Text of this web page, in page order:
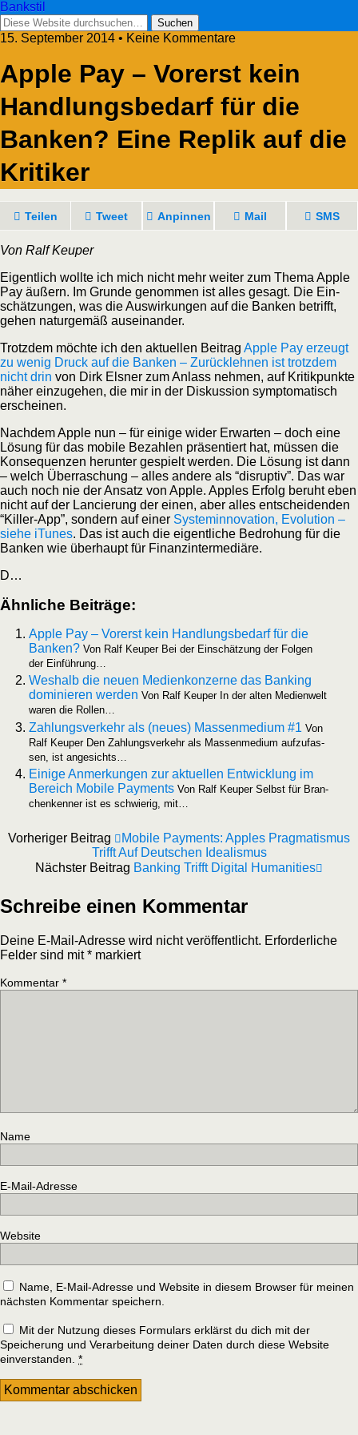
Bankstil
15. September 2014 • Keine Kommentare
Apple Pay – Vor­erst kein
Hand­lungs­be­darf für die
Ban­ken? Eine Replik auf die
Kritiker
Tei­len Tweet Anpin­nen Mail SMS
Von Ralf Keuper
Eigent­lich woll­te ich mich nicht mehr wei­ter zum The­ma Apple
Pay äußern. Im Grun­de genom­men ist alles gesagt. Die Ein­
schät­zun­gen, was die Aus­wir­kun­gen auf die Ban­ken betrifft,
gehen natur­ge­mäß auseinander.
Trotz­dem möch­te ich den aktu­el­len Bei­trag Apple Pay erzeugt
zu wenig Druck auf die Ban­ken – Zurück­leh­nen ist trotz­dem
nicht drin von Dirk Els­ner zum Anlass neh­men, auf Kri­tik­punk­te
näher ein­zu­ge­hen, die mir in der Dis­kus­si­on sym­pto­ma­tisch
erscheinen.
Nach­dem Apple nun – für eini­ge wider Erwar­ten – doch eine
Lösung für das mobi­le Bezah­len prä­sen­tiert hat, müs­sen die
Kon­se­quen­zen her­un­ter gespielt wer­den. Die Lösung ist dann
– welch Über­ra­schung – alles ande­re als “dis­rup­tiv”. Das war
auch noch nie der Ansatz von Apple. App­les Erfolg beruht eben
nicht auf der Lan­cie­rung der einen, aber alles ent­schei­den­den
“Kil­ler-App”, son­dern auf einer Sys­tem­in­no­va­ti­on, Evo­lu­ti­on –
sie­he iTu­nes. Das ist auch die eigent­li­che Bedro­hung für die
Ban­ken wie über­haupt für Finanzintermediäre.
D…
Ähn­li­che Beiträge:
Apple Pay – Vor­erst kein Hand­lungs­be­darf für die
Ban­ken? Von Ralf Keu­per Bei der Ein­schät­zung der Fol­gen
der Einführung…
Wes­halb die neu­en Medi­en­kon­zer­ne das Ban­king
domi­nie­ren wer­den Von Ralf Keu­per In der alten Medi­en­welt
waren die Rollen…
Zah­lungs­ver­kehr als (neu­es) Mas­sen­me­di­um #1 Von
Ralf Keu­per Den Zah­lungs­ver­kehr als Mas­sen­me­di­um auf­zu­fas­
sen, ist angesichts…
Eini­ge Anmer­kun­gen zur aktu­el­len Ent­wick­lung im
Bereich Mobi­le Pay­ments Von Ralf Keu­per Selbst für Bran­
chen­ken­ner ist es schwie­rig, mit…
Vorheriger Beitrag
Mobile Payments: Apples Pragmatismus
Trifft Auf Deutschen Idealismus
Nächster Beitrag Banking Trifft Digital Humanities
Schreibe einen Kommentar
Deine E-Mail-Adresse wird nicht veröffentlicht. Erforderliche
Felder sind mit* markiert
Kommentar *
Name
E-Mail-Adresse
Website
Name, E-Mail-Adresse und Website in diesem Browser für meinen
nächsten Kommentar speichern.
Mit der Nutzung dieses Formulars erklärst du dich mit der
Speicherung und Verarbeitung deiner Daten durch diese Website
einverstanden. *